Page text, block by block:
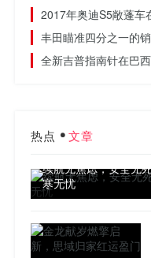
2017年奥迪S5敞蓬车
丰田瞄准四分之一的
全新吉普指南针在巴
热点 文章
续航无焦虑，安全无
寒无忧